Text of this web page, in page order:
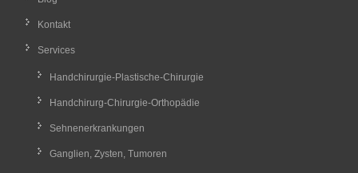
Kontakt
Services
Handchirurgie-Plastische-Chirurgie
Handchirurg-Chirurgie-Orthopädie
Sehnenerkrankungen
Ganglien, Zysten, Tumoren